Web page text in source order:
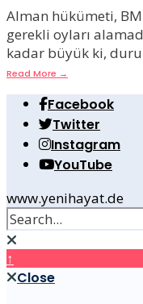
Alman hükümeti,
gerekli oyları
kadar büyük ki,
Read More →
Facebook
Twitter
Instagram
YouTube
www.yenihayat.de
↑
Close